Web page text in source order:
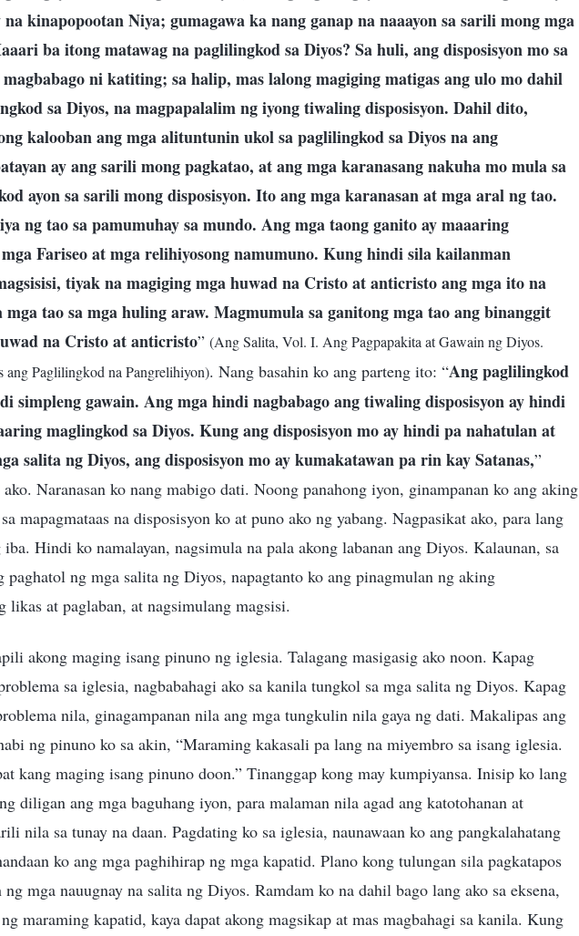
na kinapopootan Niya; gumagawa ka nang ganap na naaayon sa sarili mong mga
ba itong matawag na paglilingkod sa Diyos? Sa huli, ang disposisyon mo sa
ni katiting; sa halip, mas lalong magiging matigas ang ulo mo dahil
sa Diyos, na magpapalalim ng iyong tiwaling disposisyon. Dahil dito,
kalooban ang mga alituntunin ukol sa paglilingkod sa Diyos na ang
ay ang sarili mong pagkatao, at ang mga karanasang nakuha mo mula sa
ayon sa sarili mong disposisyon. Ito ang mga karanasan at mga aral ng tao.
ng tao sa pamumuhay sa mundo. Ang mga taong ganito ay maaaring
Fariseo at mga relihiyosong namumuno. Kung hindi sila kailanman
tiyak na magiging mga huwad na Cristo at anticristo ang mga ito na
tao sa mga huling araw. Magmumula sa ganitong mga tao ang binanggit
na Cristo at anticristo” (Ang Salita, Vol. I. Ang Pagpapakita at Gawain ng Diyos.
ang Paglilingkod na Pangrelihiyon). Nang basahin ko ang parteng ito: “Ang paglilingkod
simpleng gawain. Ang mga hindi nagbabago ang tiwaling disposisyon ay hindi
maglingkod sa Diyos. Kung ang disposisyon mo ay hindi pa nahatulan at
salita ng Diyos, ang disposisyon mo ay kumakatawan pa rin kay Satanas,”
ako. Naranasan ko nang mabigo dati. Noong panahong iyon, ginampanan ko ang aking
mapagmataas na disposisyon ko at puno ako ng yabang. Nagpasikat ako, para lang
Hindi ko namalayan, nagsimula na pala akong labanan ang Diyos. Kalaunan, sa
paghatol ng mga salita ng Diyos, napagtanto ko ang pinagmulan ng aking
likas at paglaban, at nagsimulang magsisi.
akong maging isang pinuno ng iglesia. Talagang masigasig ako noon. Kapag
sa iglesia, nagbabahagi ako sa kanila tungkol sa mga salita ng Diyos. Kapag
nila, ginagampanan nila ang mga tungkulin nila gaya ng dati. Makalipas ang
ng pinuno ko sa akin, “Maraming kakasali pa lang na miyembro sa isang iglesia.
kang maging isang pinuno doon.” Tinanggap kong may kumpiyansa. Inisip ko lang
diligan ang mga baguhang iyon, para malaman nila agad ang katotohanan at
nila sa tunay na daan. Pagdating ko sa iglesia, naunawaan ko ang pangkalahatang
ko ang mga paghihirap ng mga kapatid. Plano kong tulungan sila pagkatapos
ng mga nauugnay na salita ng Diyos. Ramdam ko na dahil bago lang ako sa eksena,
maraming kapatid, kaya dapat akong magsikap at mas magbahagi sa kanila. Kung